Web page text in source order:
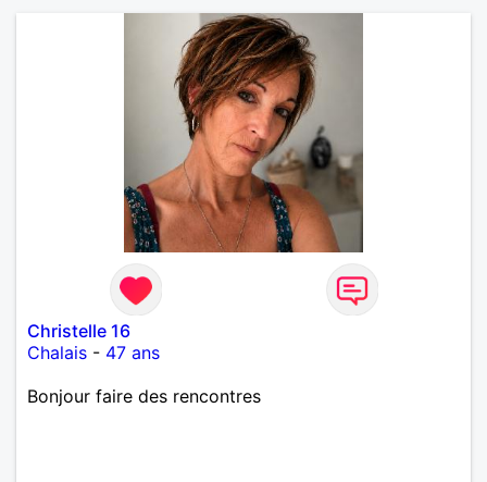
Christelle 16
Chalais - 47 ans
Bonjour faire des rencontres